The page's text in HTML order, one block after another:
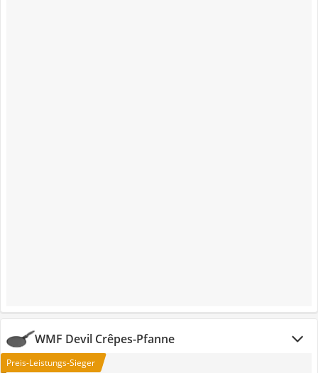
WMF Devil Crêpes-Pfanne
Preis-Leistungs-Sieger